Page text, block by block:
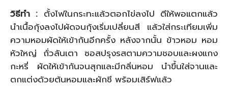
วิธีทำ : ตั้งไฟในกระทะแล้วตอกไข่ลงไป ตีให้พอแตกแล้ว
นำเนื้อกุ้งลงไปผัดจนกุ้งเริ่มเปลี่ยนสี แล้วใส่กระเทียมเพิ่ม
ความหอมผัดให้เข้ากันอีกครั้ง หลังจากนั้น ข้าวหอม หอม
หัวใหญ่ ถั่วลันเตา ซอสปรุงรสตามความชอบและผงแกง
กะหรี่ ผัดให้เข้ากันจนสุกและมีกลิ่นหอม นำขึ้นใส่จานและ
ตกแต่งด้วยต้นหอมและผักชี พร้อมเสิร์ฟแล้ว